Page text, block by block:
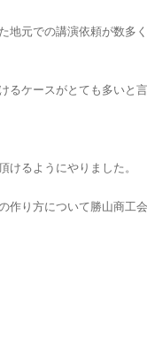
地元での講演依頼が数多
ケースがとても多いと言
けるようにやりました。
作り方について勝山商工